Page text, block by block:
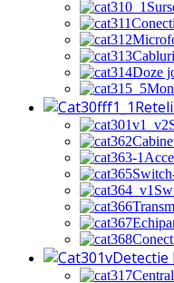
Doze
Detectie